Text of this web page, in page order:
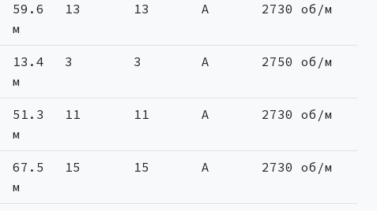
59.6
м
13 13 A 2730 об/м
13.4
м
3 3 A 2750 об/м
51.3
м
11 11 A 2730 об/м
67.5
м
15 15 A 2730 об/м